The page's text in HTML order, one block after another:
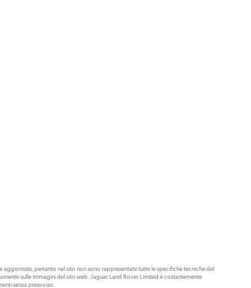
pertanto nel sito non sono rappresentate tutte le specifiche tecniche del
sulle immagini del sito web. Jaguar Land Rover Limited è costantemente
senza preavviso.